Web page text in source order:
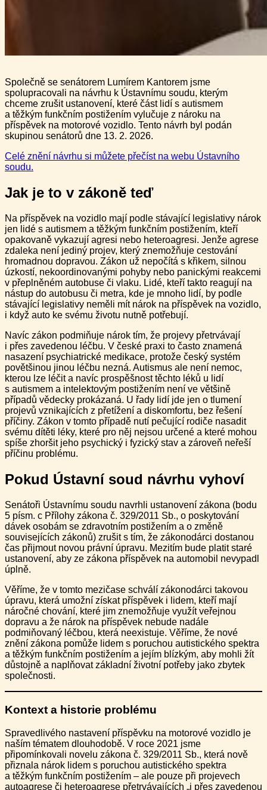
Společně se senátorem Lumírem Kantorem jsme
spolupracovali na návrhu k Ústavnímu soudu, kterým
chceme zrušit ustanovení, které část lidí s autismem
a těžkým funkčním postižením vylučuje z nároku na
příspěvek na motorové vozidlo. Tento návrh byl podán
skupinou senátorů dne 13. 2. 2026.
Celé znění návrhu si můžete přečíst na webu Ústavního
soudu.
Jak je to v zákoně teď
Na příspěvek na vozidlo mají podle stávající legislativy nárok
jen lidé s autismem a těžkým funkčním postižením, kteří
opakovaně vykazují agresi nebo heteroagresi. Jenže agrese
zdaleka není jediný projev, který znemožňuje cestování
hromadnou dopravou. Zákon už nepočítá s křikem, silnou
úzkostí, nekoordinovanými pohyby nebo panickými reakcemi
v přeplněném autobuse či vlaku. Lidé, kteří takto reagují na
nástup do autobusu či metra, kde je mnoho lidí, by podle
stávající legislativy neměli mít nárok na příspěvek na vozidlo,
i když auto ke svému životu nutně potřebují.
Navíc zákon podmiňuje nárok tím, že projevy přetrvávají
i přes zavedenou léčbu. V české praxi to často znamená
nasazení psychiatrické medikace, protože český systém
povětšinou jinou léčbu nezná. Autismus ale není nemoc,
kterou lze léčit a navíc prospěšnost těchto léků u lidí
s autismem a intelektovým postižením není ve většině
případů vědecky prokázaná. U řady lidí jde jen o tlumení
projevů vznikajících z přetížení a diskomfortu, bez řešení
příčiny. Zákon v tomto případě nutí pečující rodiče nasadit
svému dítěti léky, které pro něj nejsou určené a které mohou
spíše zhoršit jeho psychický i fyzický stav a zároveň neřeší
příčinu problému.
Pokud Ústavní soud návrhu vyhoví
Senátoři Ústavnímu soudu navrhli ustanovení zákona (bodu
5 písm. c Přílohy zákona č. 329/2011 Sb., o poskytování
dávek osobám se zdravotním postižením a o změně
souvisejících zákonů) zrušit s tím, že zákonodárci dostanou
čas přijmout novou právní úpravu. Mezitím bude platit staré
ustanovení, aby ze zákona příspěvek na automobil nevypadl
úplně.
Věříme, že v tomto mezičase schválí zákonodárci takovou
úpravu, která umožní získat příspěvek i lidem, kteří mají
náročné chování, které jim znemožňuje využít veřejnou
dopravu a že nárok na příspěvek nebude nadále
podmiňovaný léčbou, která neexistuje. Věříme, že nové
znění zákona pomůže lidem s poruchou autistického spektra
a těžkým funkčním postižením a jejím blízkým, aby mohli žít
důstojně a naplňovat základní životní potřeby jako zbytek
společnosti.
Kontext a historie problému
Spravedlivého nastavení příspěvku na motorové vozidlo je
naším tématem dlouhodobě. V roce 2021 jsme
připomínkovali novelu zákona č. 329/2011 Sb., která nově
přiznala nárok lidem s poruchou autistického spektra
a těžkým funkčním postižením – ale pouze při projevech
autoagrese či heteroagrese přetrvávajících „i přes zavedenou